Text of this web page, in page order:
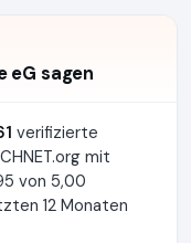
eG sagen
verifizierte
mit
von 5,00
12 Monaten